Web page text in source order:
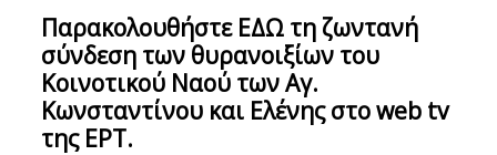
Παρακολουθήστε ΕΔΩ τη ζωντανή
σύνδεση των θυρανοιξίων του
Κοινοτικού Ναού των Αγ.
Κωνσταντίνου και Ελένης στο web tv
της ΕΡΤ.